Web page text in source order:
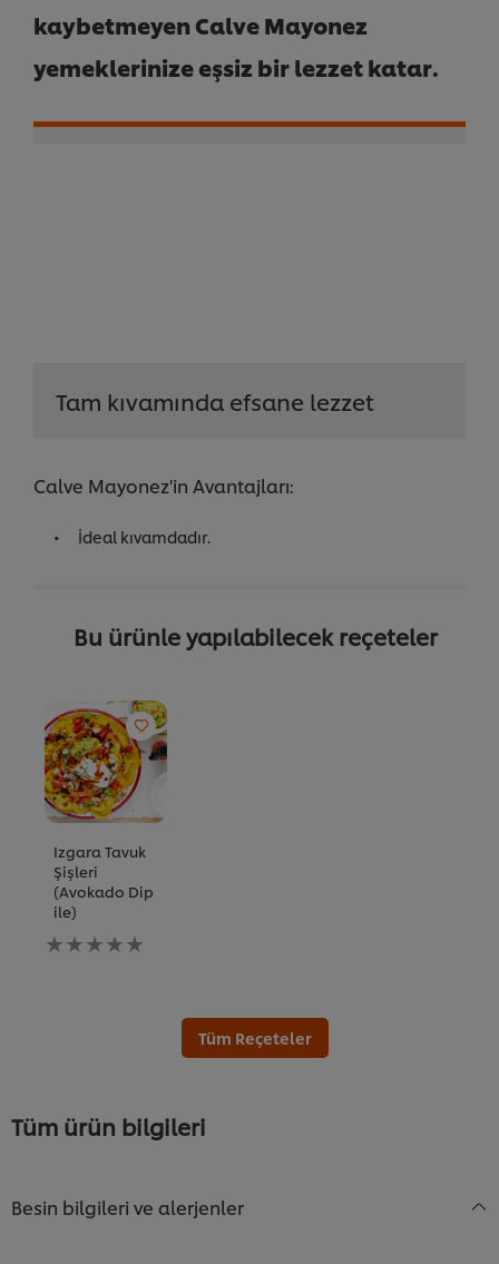
kaybetmeyen Calve Mayonez
yemeklerinize eşsiz bir lezzet katar.
Tam kıvamında efsane lezzet
Calve Mayonez'in Avantajları:
İdeal kıvamdadır.
Bu ürünle yapılabilecek reçeteler
Izgara Tavuk
Şişleri
(Avokado Dip
ile)
Bu
recipe
Tüm Reçeteler
Tüm ürün bilgileri
Besin bilgileri ve alerjenler